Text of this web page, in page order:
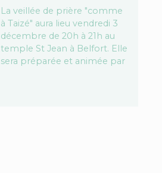
La veillée de prière "comme
à Taizé" aura lieu vendredi 3
décembre de 20h à 21h au
temple St Jean à Belfort. Elle
sera préparée et animée par